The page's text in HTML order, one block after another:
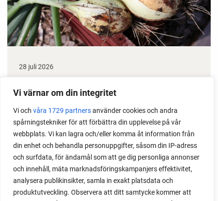
Vi värnar om din integritet
Vi och våra 1729 partnersanvänder cookies och andra
spårningstekniker för att förbättra din upplevelse på vår
webbplats. Vi kan lagra och/eller komma åt information från
din enhet och behandla personuppgifter, såsom din IP-adress
och surfdata, för ändamål som att ge dig personliga annonser
och innehåll, mäta marknadsföringskampanjers effektivitet,
analysera publikinsikter, samla in exakt platsdata och
produktutveckling. Observera att ditt samtycke kommer att
28 juli 2026
under säsongen och få tips om hur du sår, skolar
om, planterar och skördar egen lök.